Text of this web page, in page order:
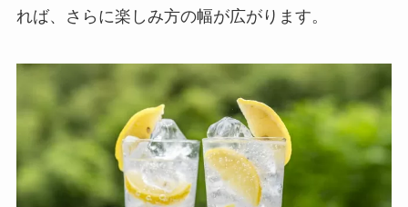
れば、さらに楽しみ方の幅が広がります。